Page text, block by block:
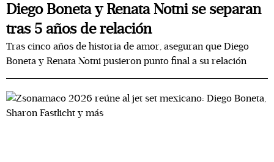
Diego Boneta y Renata Notni se separan
tras 5 años de relación
Tras cinco años de historia de amor, aseguran que Diego
Boneta y Renata Notni pusieron punto final a su relación